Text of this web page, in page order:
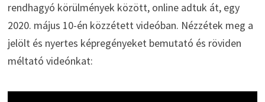
rendhagyó körülmények között, online adtuk át, egy
2020. május 10-én közzétett videóban. Nézzétek meg a
jelölt és nyertes képregényeket bemutató és röviden
méltató videónkat: